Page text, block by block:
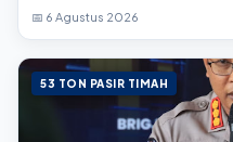
📅 6 Agustus 2026
53 TON PASIR TIMAH